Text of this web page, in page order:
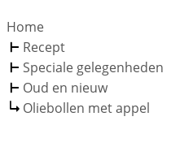
Home
Recept
Speciale gelegenheden
Oud en nieuw
Oliebollen met appel